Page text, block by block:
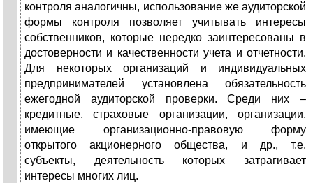
контроля аналогичны, использование же аудиторской
формы контроля позволяет учитывать интересы
собственников, которые нередко заинтересованы в
достоверности и качественности учета и отчетности.
Для некоторых организаций и индивидуальных
предпринимателей установлена обязательность
ежегодной аудиторской проверки. Среди них –
кредитные, страховые организации, организации,
имеющие организационно-правовую форму
открытого акционерного общества, и др., т.е.
субъекты, деятельность которых затрагивает
интересы многих лиц.